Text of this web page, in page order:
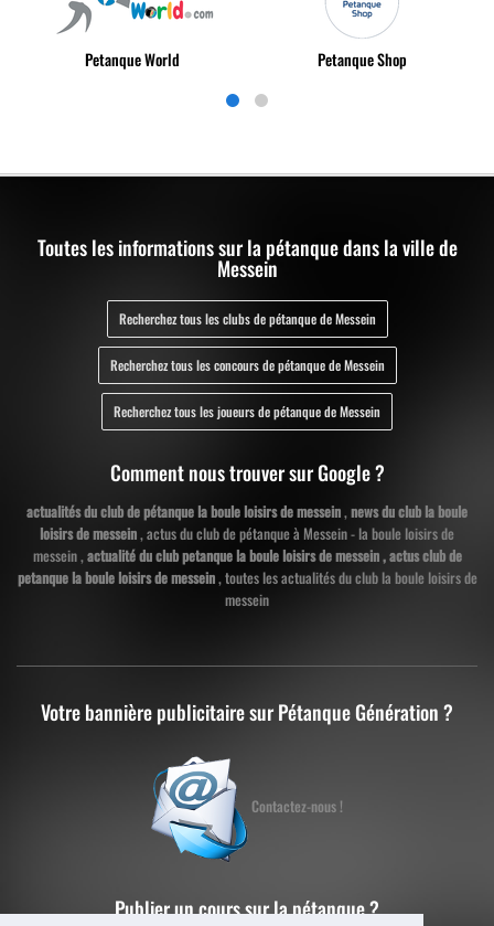
Petanque World Petanque Shop
Toutes les informations sur la pétanque dans la ville de
Messein
Recherchez tous les clubs de pétanque de Messein
Recherchez tous les concours de pétanque de Messein
Recherchez tous les joueurs de pétanque de Messein
Comment nous trouver sur Google ?
actualités du club de pétanque la boule loisirs de messein,news du club la boule
loisirs de messein, actus du club de pétanque à Messein - la boule loisirs de
messein ,actualité du club petanque la boule loisirs de messein , actus club de
petanque la boule loisirs de messein, toutes les actualités du club la boule loisirs de
messein
Votre bannière publicitaire sur Pétanque Génération ?
Contactez-nous !
Publier un cours sur la pétanque ?